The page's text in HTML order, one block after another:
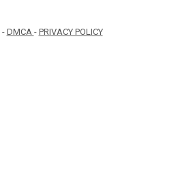
- DMCA - PRIVACY POLICY